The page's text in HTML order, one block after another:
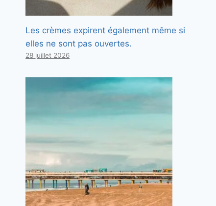
Les crèmes expirent également même si
elles ne sont pas ouvertes.
28 juillet 2026